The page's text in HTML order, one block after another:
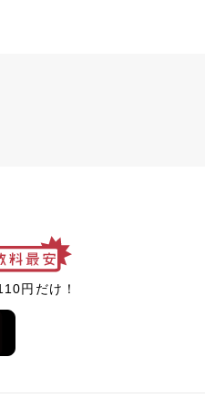
円だけ！